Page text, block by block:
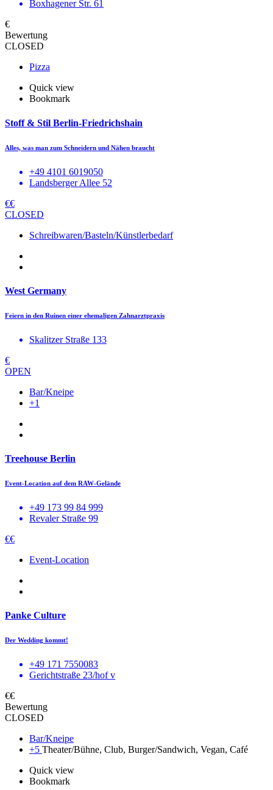
Boxhagener Str. 61
€
Bewertung
CLOSED
Pizza
Quick view
Bookmark
Stoff & Stil Berlin-Friedrichshain
Alles, was man zum Schneidern und Nähen braucht
+49 4101 6019050
Landsberger Allee 52
€€
CLOSED
Schreibwaren/Basteln/Künstlerbedarf
West Germany
Feiern in den Ruinen einer ehemaligen Zahnarztpraxis
Skalitzer Straße 133
€
OPEN
Bar/Kneipe
+1
Treehouse Berlin
Event-Location auf dem RAW-Gelände
+49 173 99 84 999
Revaler Straße 99
€€
Event-Location
Panke Culture
Der Wedding kommt!
+49 171 7550083
Gerichtstraße 23/hof v
€€
Bewertung
CLOSED
Bar/Kneipe
+5 Theater/Bühne, Club, Burger/Sandwich, Vegan, Café
Quick view
Bookmark